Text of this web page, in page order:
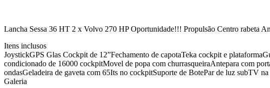
Lancha Sessa 36 HT 2 x Volvo 270 HP Oportunidade!!! Propulsão Centro rabeta
Itens inclusos
JoystickGPS Glas Cockpit de 12”Fechamento de capotaTeka cockpit e plataforma
condicionado de 16000 cockpitMovel de popa com churrasqueiraAntepara com
ondasGeladeira de gaveta com 65Its no cockpitSuporte de BotePar de luz subTV na
Galeria